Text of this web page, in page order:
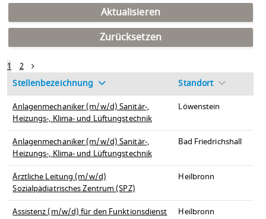
Aktualisieren
Zurücksetzen
1
2
Stellenbezeichnung
Standort
Anlagenmechaniker (m/w/d) Sanitär-,
Heizungs-, Klima- und Lüftungstechnik
Löwenstein
Anlagenmechaniker (m/w/d) Sanitär-,
Heizungs-, Klima- und Lüftungstechnik
Bad Friedrichshall
Ärztliche Leitung (m/w/d)
Sozialpädiatrisches Zentrum (SPZ)
Heilbronn
Assistenz (m/w/d) für den Funktionsdienst
Heilbronn